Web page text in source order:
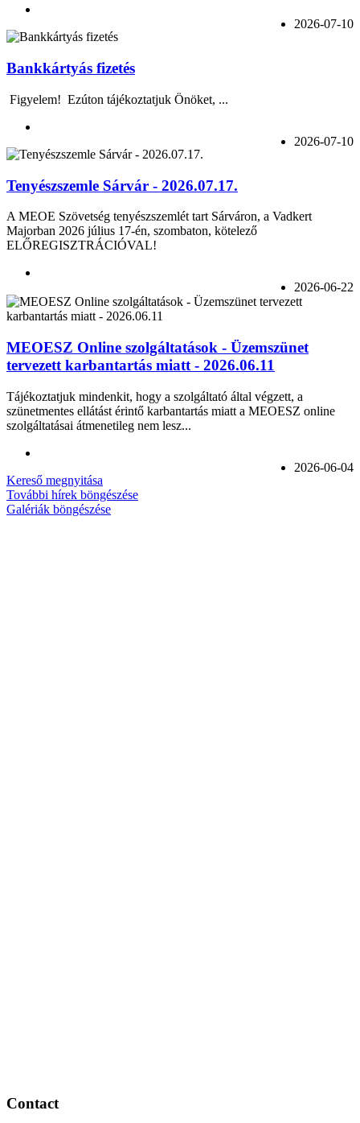
2026-07-10
Bankkártyás fizetés
Figyelem! Ezúton tájékoztatjuk Önöket, ...
2026-07-10
Tenyészszemle Sárvár - 2026.07.17.
A MEOE Szövetség tenyészszemlét tart Sárváron, a Vadkert
Majorban 2026 július 17-én, szombaton, kötelező
ELŐREGISZTRÁCIÓVAL!
2026-06-22
MEOESZ Online szolgáltatások - Üzemszünet
tervezett karbantartás miatt - 2026.06.11
Tájékoztatjuk mindenkit, hogy a szolgáltató által végzett, a
szünetmentes ellátást érintő karbantartás miatt a MEOESZ online
szolgáltatásai átmenetileg nem lesz...
2026-06-04
Kereső megnyitása
További hírek böngészése
Galériák böngészése
Contact